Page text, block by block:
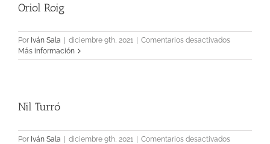
Oriol Roig
Por Iván Sala diciembre 9th, 2021 Comentarios desactivadosen
Roig
Más información
Nil Turró
Por Iván Sala diciembre 9th, 2021 Comentarios desactivadosen